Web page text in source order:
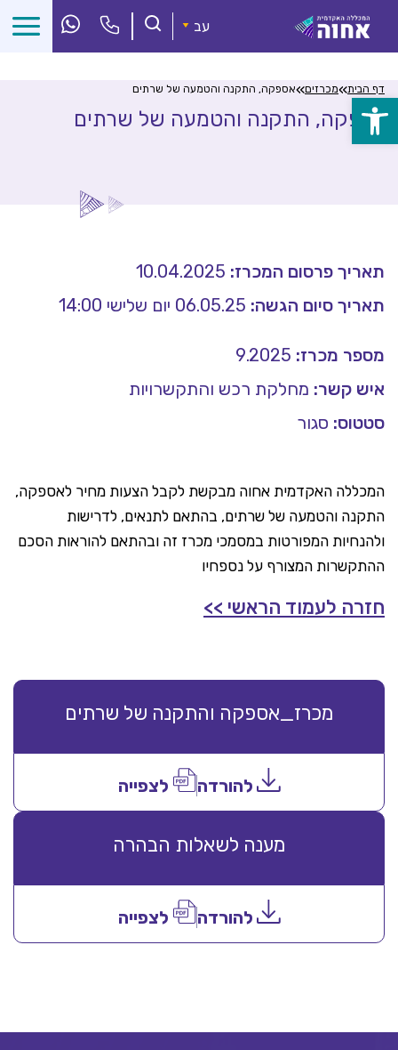
פתח
התוכן
עב
דף הבית»מכרזים»אספקה, התקנה והטמעה של שרתים
אספקה, התקנה והטמעה של שרתים
תאריך פרסום המכרז: 10.04.2025
תאריך סיום הגשה: 06.05.25 יום שלישי 14:00
מספר מכרז: 9.2025
איש קשר: מחלקת רכש והתקשרויות
סטטוס: סגור
המכללה האקדמית אחוה מבקשת לקבל הצעות מחיר לאספקה,
התקנה והטמעה של שרתים, בהתאם לתנאים, לדרישות
ולהנחיות המפורטות במסמכי מכרז זה ובהתאם להוראות הסכם
ההתקשרות המצורף על נספחיו
חזרה לעמוד הראשי >>
מכרז_אספקה והתקנה של שרתים
להורדה לצפייה
מענה לשאלות הבהרה
להורדה לצפייה